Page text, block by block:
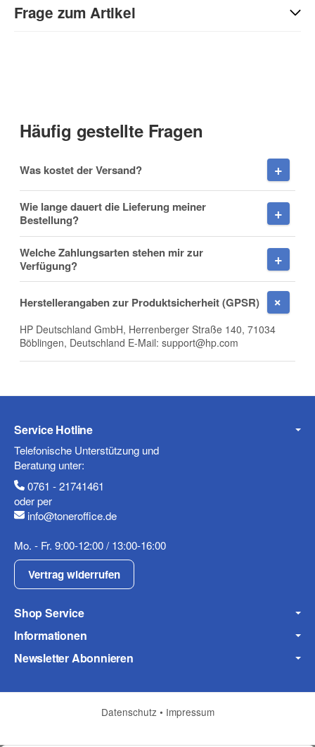
Sie Anderen bei der Kaufentscheidung:
Frage zum Artikel
Nachname
Firma
Telefon
Mobiltelefon
Fax
Frage zum Artikel
Häufig gestellte Fragen
Was kostet der Versand?
Wie lange dauert die Lieferung meiner
Bestellung?
Welche Zahlungsarten stehen mir zur
Verfügung?
Herstellerangaben zur Produktsicherheit (GPSR)
HP Deutschland GmbH, Herrenberger Straße 140, 71034
Böblingen, Deutschland E-Mail: support@hp.com
Service Hotline
Telefonische Unterstützung und
Beratung unter:
0761 - 21741461
oder per
info@toneroffice.de
Mo. - Fr. 9:00-12:00 / 13:00-16:00
Vertrag widerrufen
Shop Service
Informationen
Newsletter Abonnieren
Datenschutz • Impressum